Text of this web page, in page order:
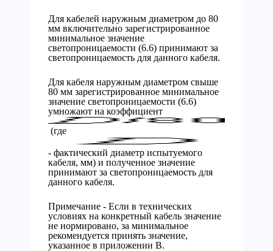
Для кабелей наружным диаметром до 80
мм включительно зарегистрированное
минимальное значение
светопроницаемости (6.6) принимают за
светопроницаемость для данного кабеля.
Для кабеля наружным диаметром свыше
80 мм зарегистрированное минимальное
значение светопроницаемости (6.6)
умножают на коэффициент
(где
- фактический диаметр испытуемого
кабеля, мм) и полученное значение
принимают за светопроницаемость для
данного кабеля.
Примечание - Если в технических
условиях на конкретный кабель значение
не нормировано, за минимальное
рекомендуется принять значение,
указанное в приложении В.